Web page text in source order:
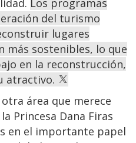
Los programas
del turismo
lugares
más sostenibles, lo que
en la reconstrucción,
atractivo.
área que merece
Princesa Dana Firas
en el importante papel